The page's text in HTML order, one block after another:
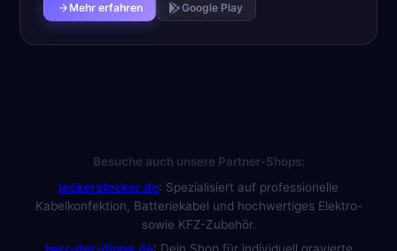
Mehr erfahren Google Play
Besuche auch unsere Partner-Shops:
leckerstecker.de: Spezialisiert auf professionelle
Kabelkonfektion, Batteriekabel und hochwertiges Elektro-
sowie KFZ-Zubehör.